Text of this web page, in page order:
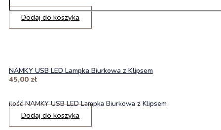
Dodaj do koszyka
NAMKY USB LED Lampka Biurkowa z Klipsem
45,00 zł
ilość NAMKY USB LED Lampka Biurkowa z Klipsem
Dodaj do koszyka